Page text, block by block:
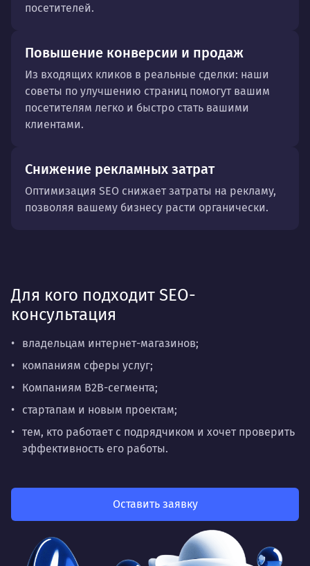
посетителей.
Повышение конверсии и продаж
Из входящих кликов в реальные сделки: наши
советы по улучшению страниц помогут вашим
посетителям легко и быстро стать вашими
клиентами.
Снижение рекламных затрат
Оптимизация SEO снижает затраты на рекламу,
позволяя вашему бизнесу расти органически.
Для кого подходит SEO-
консультация
владельцам интернет-магазинов;
компаниям сферы услуг;
Компаниям B2B-сегмента;
стартапам и новым проектам;
тем, кто работает с подрядчиком и хочет проверить
эффективность его работы.
Оставить заявку